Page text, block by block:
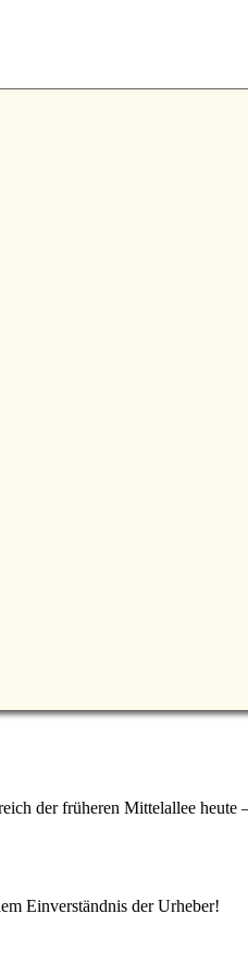
der früheren Mittelallee heute
Einverständnis der Urheber!